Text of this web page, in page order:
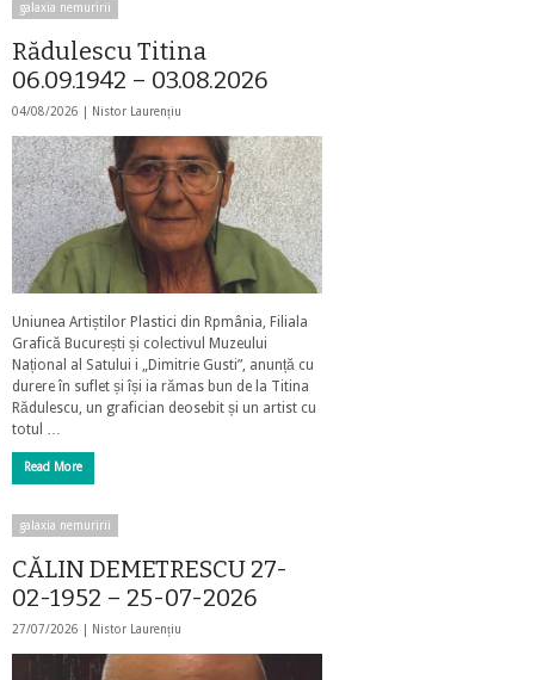
galaxia nemuririi
Rădulescu Titina
06.09.1942 – 03.08.2026
04/08/2026 | Nistor Laurențiu
Uniunea Artiștilor Plastici din Rpmânia, Filiala
Grafică București și colectivul Muzeului
Național al Satului i „Dimitrie Gusti”, anunță cu
durere în suflet și își ia rămas bun de la Titina
Rădulescu, un grafician deosebit și un artist cu
totul …
Read More
galaxia nemuririi
CĂLIN DEMETRESCU 27-
02-1952 – 25-07-2026
27/07/2026 | Nistor Laurențiu